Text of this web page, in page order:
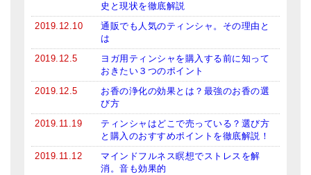
史と現状を徹底解説
2019.12.10
通販でも人気のティンシャ。その理由と
は
2019.12.5
ヨガ用ティンシャを購入する前に知って
おきたい３つのポイント
2019.12.5
お香の浄化の効果とは？最強のお香の選
び方
2019.11.19
ティンシャはどこで売っている？選び方
と購入のおすすめポイントを徹底解説！
2019.11.12
マインドフルネス瞑想でストレスを解
消。音も効果的